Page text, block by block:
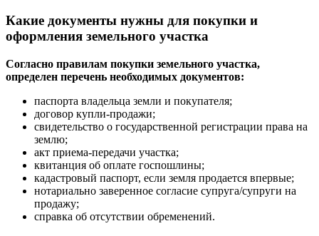
Какие документы нужны для покупки и
оформления земельного участка
Согласно правилам покупки земельного участка,
определен перечень необходимых документов:
пacпopтa владельца земли и покупателя;
договор купли-продажи;
свидетельство о государственной регистрации права на
землю;
акт приема-передачи участка;
квитанция об оплате госпошлины;
кадастровый паспорт, если земля продается впервые;
нотариально заверенное согласие супруга/супруги на
продажу;
справка об отсутствии обременений.